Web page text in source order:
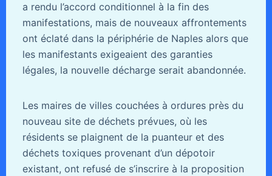
a rendu l’accord conditionnel à la fin des
manifestations, mais de nouveaux affrontements
ont éclaté dans la périphérie de Naples alors que
les manifestants exigeaient des garanties
légales, la nouvelle décharge serait abandonnée.
Les maires de villes couchées à ordures près du
nouveau site de déchets prévues, où les
résidents se plaignent de la puanteur et des
déchets toxiques provenant d’un dépotoir
existant, ont refusé de s’inscrire à la proposition